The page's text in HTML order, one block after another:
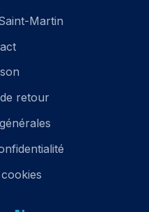
Martin
retour